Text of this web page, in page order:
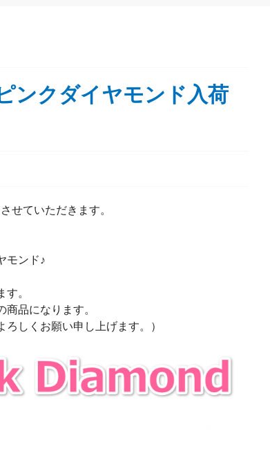
ンクダイヤモンド入荷
せていただきます。
モンド♪
。
品になります。
しくお願い申し上げます。）